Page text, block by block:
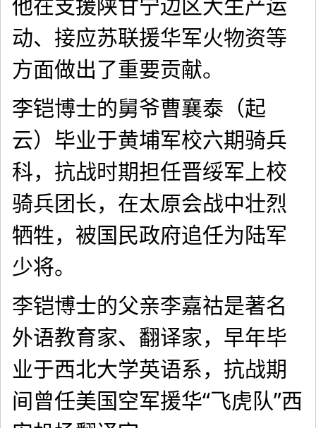
动、接应苏联援华军火物资等
方面做出了重要贡献。
李铠博士的舅爷曹襄泰（起
云）毕业于黄埔军校六期骑兵
科，抗战时期担任晋绥军上校
骑兵团长，在太原会战中壮烈
牺牲，被国民政府追任为陆军
少将。
李铠博士的父亲李嘉祜是著名
外语教育家、翻译家，早年毕
业于西北大学英语系，抗战期
间曾任美国空军援华“飞虎队”西